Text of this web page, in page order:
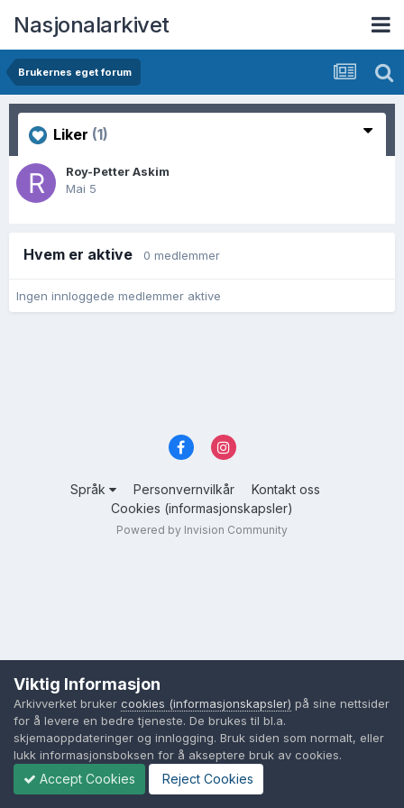
Nasjonalarkivet
Brukernes eget forum
Liker (1)
Roy-Petter Askim
Mai 5
Hvem er aktive 0 medlemmer
Ingen innloggede medlemmer aktive
Språk Personvernvilkår
Kontakt oss
Cookies (informasjonskapsler)
Powered by Invision Community
Viktig Informasjon
Arkivverket bruker cookies (informasjonskapsler) på sine nettsider
for å levere en bedre tjeneste. De brukes til bl.a.
skjemaoppdateringer og innlogging. Bruk siden som normalt, eller
lukk informasjonsboksen for å akseptere bruk av cookies.
Accept Cookies Reject Cookies